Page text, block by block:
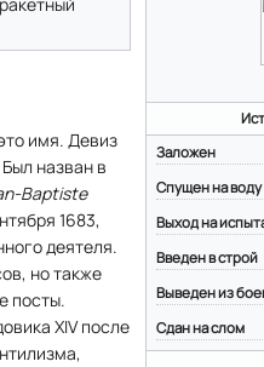
Заложен
Спущен на воду
Выход на
Введен в строй
Выведен из
Сдан на слом
имя. Девиз
назван в
Baptiste
1683,
деятеля.
но также
посты.
XIV после